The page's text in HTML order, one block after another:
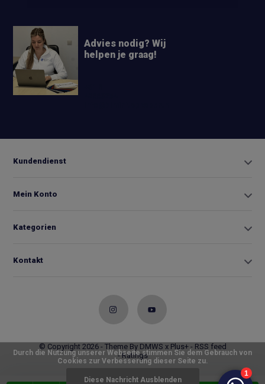
Advies nodig? Wij
helpen je graag!
Kundendienst
Mein Konto
Kategorien
Kontakt
© Copyright 2026 - Theme By DMWS x Plus+- RSS feed
- Ratings
Durch die Nutzung unserer Webseite stimmen Sie dem Gebrauch von
Cookies zur Verbesserung dieser Seite zu.
Diese Nachricht Ausblenden